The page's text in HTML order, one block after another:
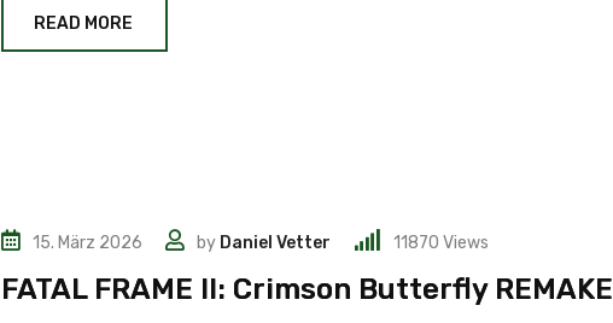
READ MORE
15. März 2026 by Daniel Vetter 11870 Views
FATAL FRAME II: Crimson Butterfly REMAKE